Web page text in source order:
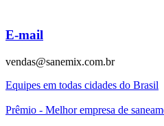
E-mail
vendas@sanemix.com.br
Equipes em todas cidades do Brasil
Prêmio - Melhor empresa de